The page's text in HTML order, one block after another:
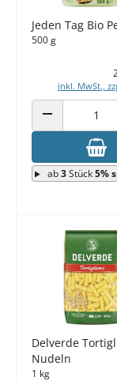
Jeden Tag Bio
500 g
inkl. MwSt.,
ANZAHL
ab3Stück5%
Delverde
Nudeln
1 kg